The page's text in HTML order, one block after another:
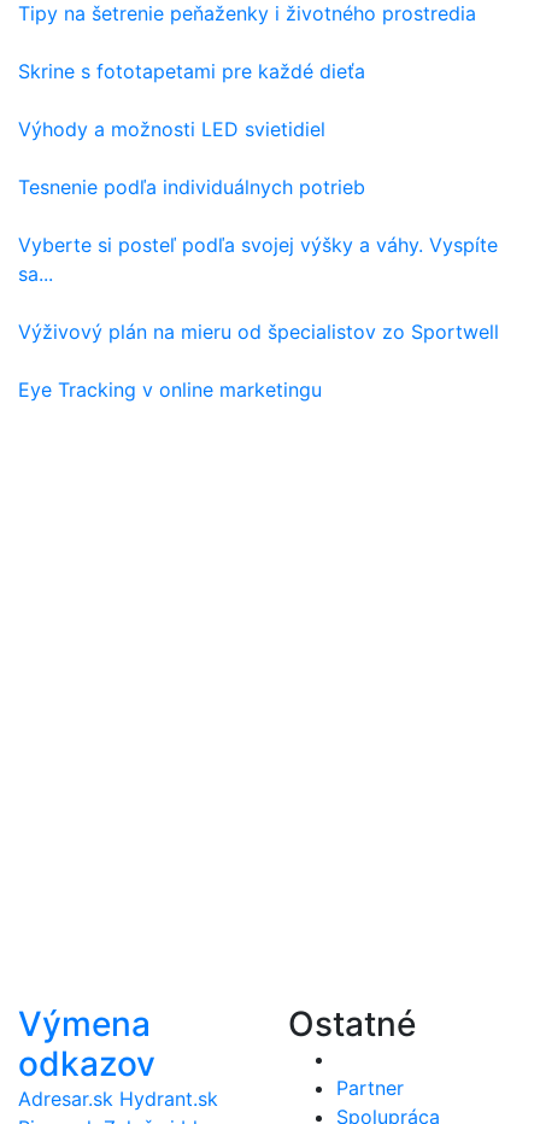
Tipy na šetrenie peňaženky i životného prostredia
Skrine s fototapetami pre každé dieťa
Výhody a možnosti LED svietidiel
Tesnenie podľa individuálnych potrieb
Vyberte si posteľ podľa svojej výšky a váhy. Vyspíte
sa...
Výživový plán na mieru od špecialistov zo Sportwell
Eye Tracking v online marketingu
Výmena
odkazov
Adresar.sk Hydrant.sk
Ostatné
Partner
Spolupráca